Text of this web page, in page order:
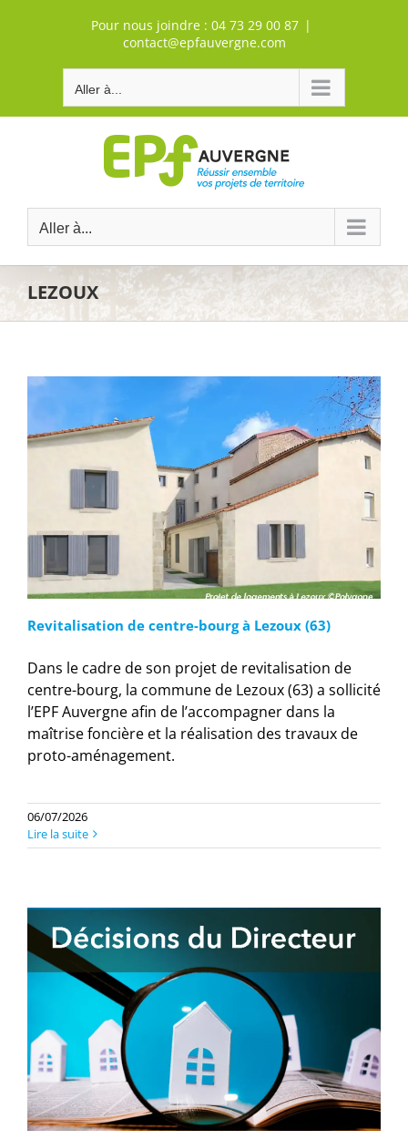
Pour nous joindre : 04 73 29 00 87 |
contact@epfauvergne.com
Aller à...
Aller à...
LEZOUX
Revitalisation de centre-bourg à Lezoux (63)
Dans le cadre de son projet de revitalisation de
centre-bourg, la commune de Lezoux (63) a sollicité
l’EPF Auvergne afin de l’accompagner dans la
maîtrise foncière et la réalisation des travaux de
proto-aménagement.
06/07/2026
Lire la suite